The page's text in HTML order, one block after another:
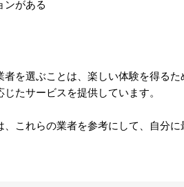
ンがある
を選ぶことは、楽しい体験を得る
たサービスを提供しています。
これらの業者を参考にして、自分